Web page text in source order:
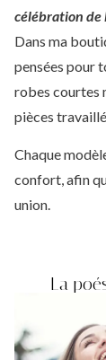
célébration de
Dans ma
pensées pour
robes courtes
pièces
Chaque
confort, afin
union.
La